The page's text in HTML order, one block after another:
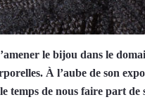
le bijou dans le
À l’aube de son
de nous faire part